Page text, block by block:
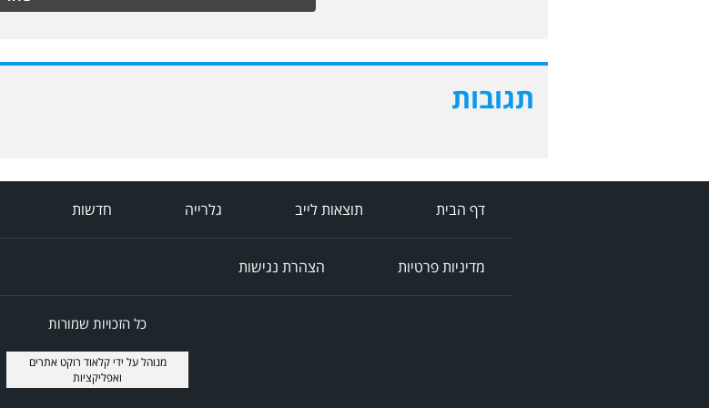
תגובות
דף הבית תוצאות לייב גלרייה חדשות
מדיניות פרטיות הצהרת נגישות
כל הזכויות שמורות
מנוהל על ידיקלאוד רוקט אתרים
ואפליקציות